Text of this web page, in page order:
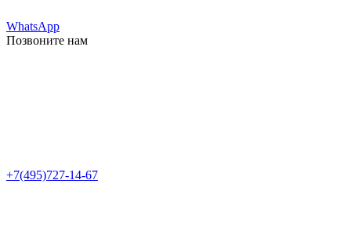
WhatsApp
Позвоните нам
+7(495)727-14-67